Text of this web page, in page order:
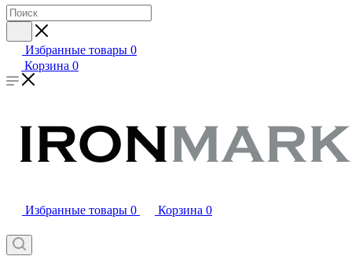
Избранные товары 0
Корзина 0
Избранные товары 0 Корзина 0